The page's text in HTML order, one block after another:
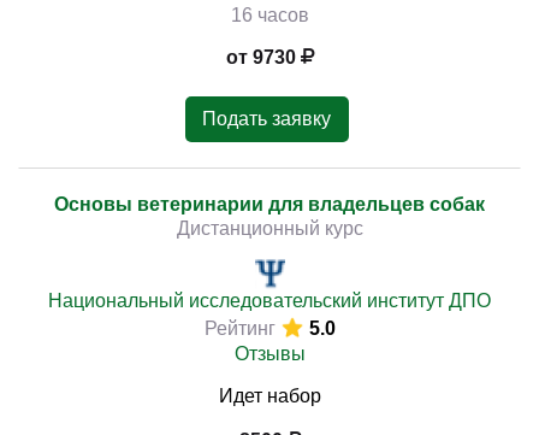
16 часов
от 9730
Подать заявку
Основы ветеринарии для владельцев собак
Дистанционный курс
Национальный исследовательский институт ДПО
Рейтинг
5.0
Отзывы
Идет набор